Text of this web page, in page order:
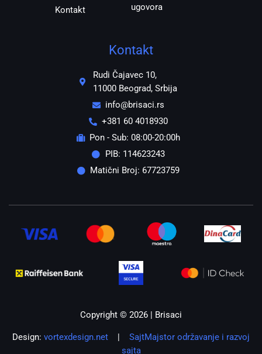
Kontakt
ugovora
Kontakt
Rudi Čajavec 10,
11000 Beograd, Srbija
info@brisaci.rs
+381 60 4018930
Pon - Sub: 08:00-20:00h
PIB: 114623243
Matični Broj: 67723759
Copyright © 2026 | Brisaci
Design: vortexdesign.net
SajtMajstor održavanje i razvoj
sajta